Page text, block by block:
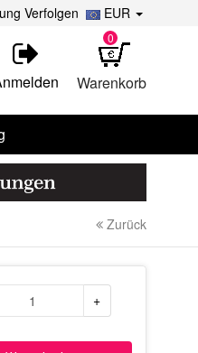
EUR
Verfolgen
Warenkorb
0
Zurück
+